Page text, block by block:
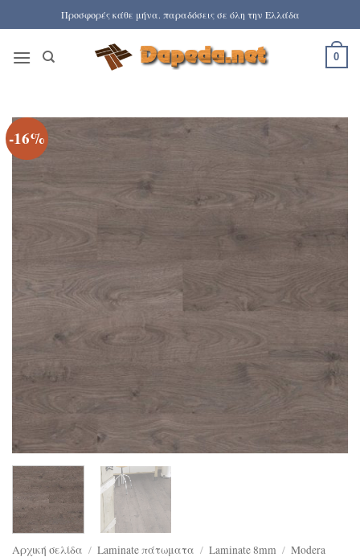
στο
περιεχόμενο
Προσφορές κάθε μήνα. παραδόσεις σε όλη την Ελλάδα
0
-16%
Αρχική σελίδα / Laminate πάτωματα / Laminate 8mm / Modera